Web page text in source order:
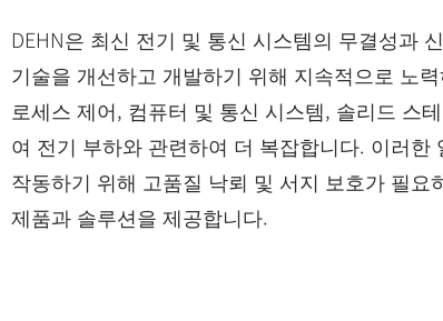
DEHN은 최신 전기 및 통신 시스템의 무결성과
기술을 개선하고 개발하기 위해 지속적으로 노
로세스 제어, 컴퓨터 및 통신 시스템, 솔리드 스
여 전기 부하와 관련하여 더 복잡합니다. 이러한
작동하기 위해 고품질 낙뢰 및 서지 보호가 필요
제품과 솔루션을 제공합니다.